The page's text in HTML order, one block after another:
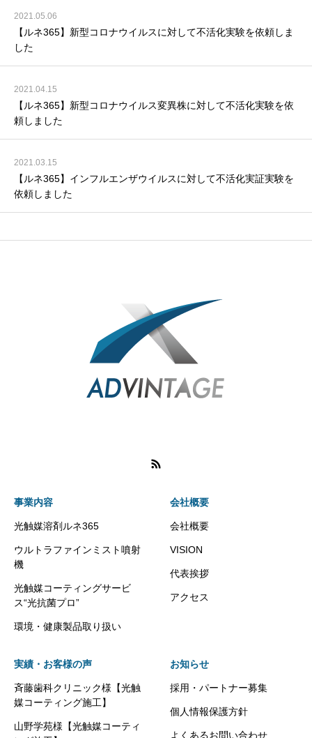
2021.05.06
【ルネ365】新型コロナウイルスに対して不活化実験を依頼しま
した
2021.04.15
【ルネ365】新型コロナウイルス変異株に対して不活化実験を依
頼しました
2021.03.15
【ルネ365】インフルエンザウイルスに対して不活化実証実験を
依頼しました
事業内容
光触媒溶剤ルネ365
ウルトラファインミスト噴射
機
光触媒コーティングサービ
ス“光抗菌プロ”
環境・健康製品取り扱い
会社概要
会社概要
VISION
代表挨拶
アクセス
実績・お客様の声
斉藤歯科クリニック様【光触
媒コーティング施工】
山野学苑様【光触媒コーティ
お知らせ
採用・パートナー募集
個人情報保護方針
よくあるお問い合わせ